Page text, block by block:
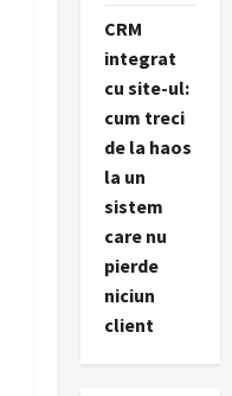
CRM
integrat
cu site-ul:
cum treci
de la haos
la un
sistem
care nu
pierde
niciun
client